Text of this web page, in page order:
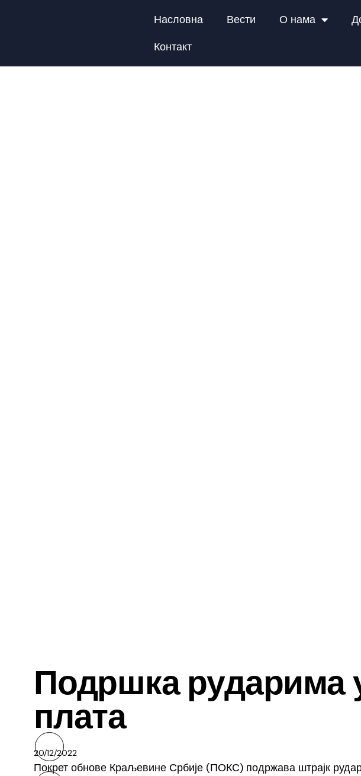
Насловна Вести О нама
Контакт
Подршка рударима
плата
20/12/2022
Покрет обнове Краљевине Србије (ПОКС) подржава штрајк